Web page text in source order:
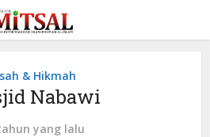
& Hikmah
Nabawi
yang lalu